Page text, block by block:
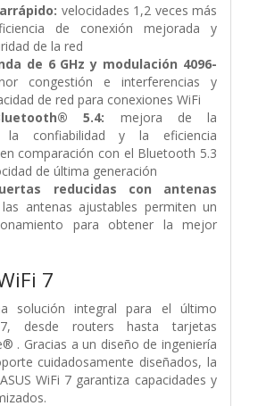
velocidades 1,2 veces más
de conexión mejorada y
de la red
de 6 GHz y modulación 4096-
congestión e interferencias y
de red para conexiones WiFi
5.4: mejora de la
la confiabilidad y la eficiencia
comparación con el Bluetooth 5.3
de última generación
reducidas con antenas
las antenas ajustables permiten un
para obtener la mejor
7
solución integral para el último
desde routers hasta tarjetas
. Gracias a un diseño de ingeniería
cuidadosamente diseñados, la
WiFi 7 garantiza capacidades y